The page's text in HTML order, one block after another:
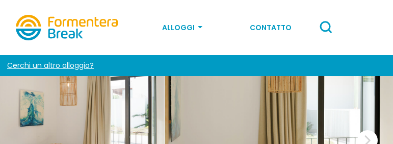
ALLOGGI CONTATTO
Cerchi un altro alloggio?